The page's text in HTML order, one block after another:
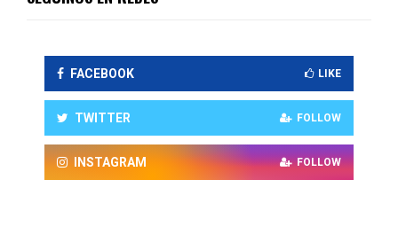
FACEBOOK LIKE
TWITTER FOLLOW
INSTAGRAM FOLLOW